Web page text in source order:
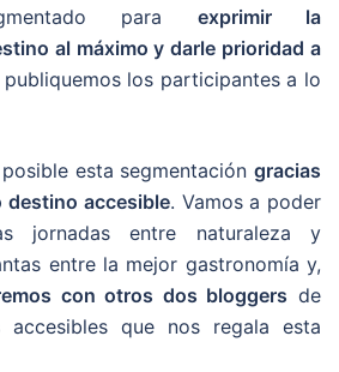
para exprimir la
al máximo y darle prioridad a
publiquemos los participantes a lo
esta segmentación gracias
destino accesible. Vamos a poder
jornadas entre naturaleza y
entre la mejor gastronomía y,
con otros dos bloggers de
accesibles que nos regala esta